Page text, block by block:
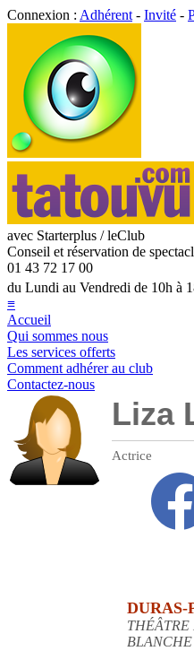
Connexion : Adhérent - Invité -
avec Starterplus / leClub
Conseil et réservation de
01 43 72 17 00
du Lundi au Vendredi de 10h à
≡
Accueil
Qui sommes nous
Les services offerts
Comment adhérer au club
Contactez-nous
Liza
Actrice
BLANCHE